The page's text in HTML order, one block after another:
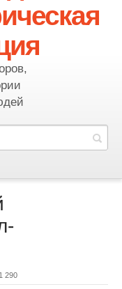
1 290